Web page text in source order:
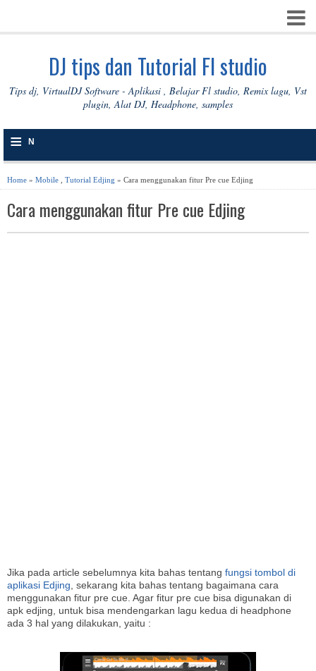
DJ tips dan Tutorial Fl studio
Tips dj, VirtualDJ Software - Aplikasi , Belajar Fl studio, Remix lagu, Vst
plugin, Alat DJ, Headphone, samples
≡ N
V
I
Home » Mobile Tutorial Edjing » Cara menggunakan fitur Pre cue Edjing
Cara menggunakan fitur Pre cue Edjing
Jika pada article sebelumnya kita bahas tentang fungsi tombol di
aplikasi Edjing , sekarang kita bahas tentang bagaimana cara
menggunakan fitur pre cue. Agar fitur pre cue bisa digunakan di
apk edjing, untuk bisa mendengarkan lagu kedua di headphone
ada 3 hal yang dilakukan, yaitu :